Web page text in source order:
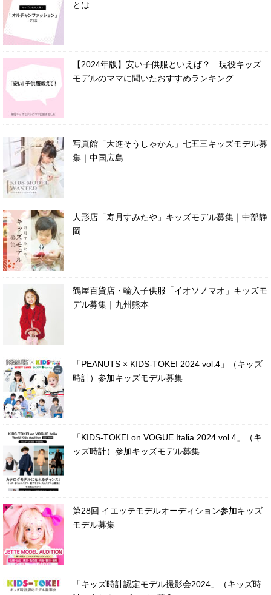
とは
【2024年版】安い子供服といえば？ 現役キッズ
モデルのママに聞いたおすすめランキング
写真館「大進そうしゃかん」七五三キッズモデル募
集｜中国広島
人形店「寿月すみたや」キッズモデル募集｜中部静
岡
鶴屋百貨店・輸入子供服「イオソノマオ」キッズモ
デル募集｜九州熊本
「PEANUTS × KIDS-TOKEI 2024 vol.4」（キッズ
時計）参加キッズモデル募集
「KIDS-TOKEI on VOGUE Italia 2024 vol.4」（キ
ッズ時計）参加キッズモデル募集
第28回 イエッテモデルオーディション参加キッズ
モデル募集
「キッズ時計認定モデル撮影会2024」（キッズ時